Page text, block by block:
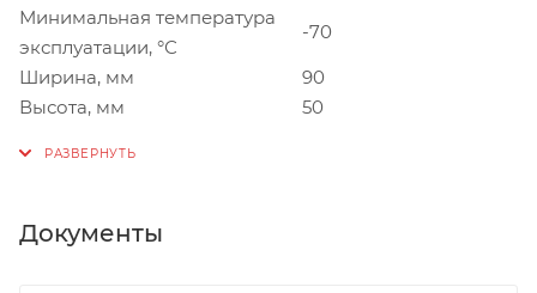
Минимальная температура
эксплуатации, °С
-70
Ширина, мм
90
Высота, мм
50
Документы